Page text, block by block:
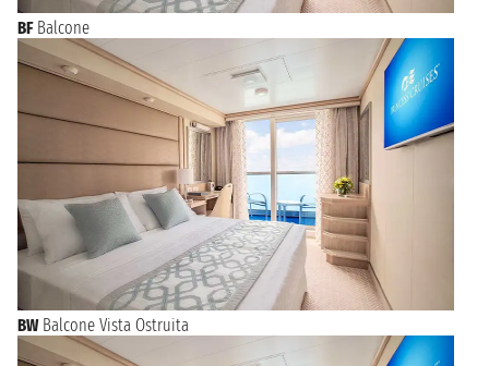
BF Balcone
BW Balcone Vista Ostruita